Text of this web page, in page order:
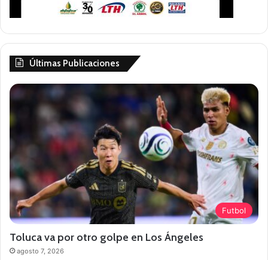
Últimas Publicaciones
Futbol
Toluca va por otro golpe en Los Ángeles
agosto 7, 2026